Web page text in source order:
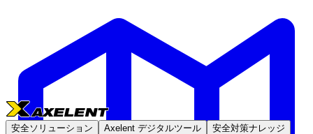
安全ソリューション Axelent デジタルツール 安全対策ナレッジ